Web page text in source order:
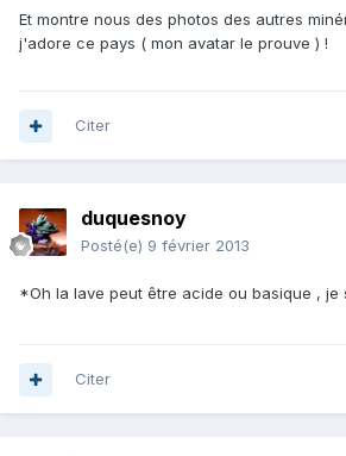
Et montre nous des photos des autres
j'adore ce pays ( mon avatar le prouve ) !
Citer
duquesnoy
Posté(e) 9 février 2013
*Oh la lave peut être acide ou basique , je
Citer